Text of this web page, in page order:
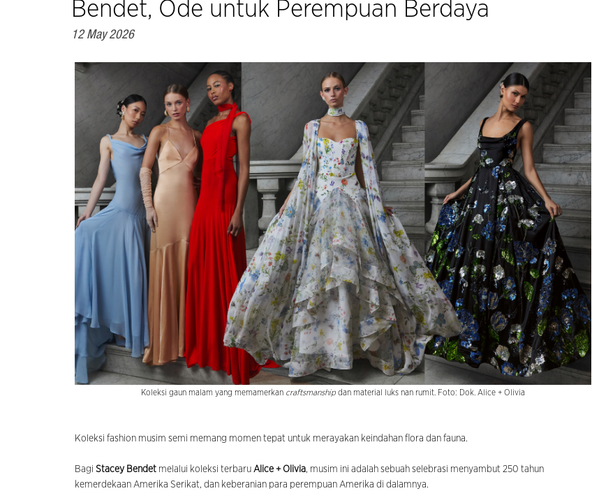
Bendet, Ode untuk Perempuan Berdaya
12 May 2026
Koleksi gaun malam yang memamerkan craftsmanship dan material luks nan rumit. Foto: Dok. Alice + Olivia
Koleksi fashion musim semi memang momen tepat untuk merayakan keindahan flora dan fauna.
Bagi Stacey Bendet melalui koleksi terbaru Alice + Olivia, musim ini adalah sebuah selebrasi menyambut 250 tahun
kemerdekaan Amerika Serikat, dan keberanian para perempuan Amerika di dalamnya.